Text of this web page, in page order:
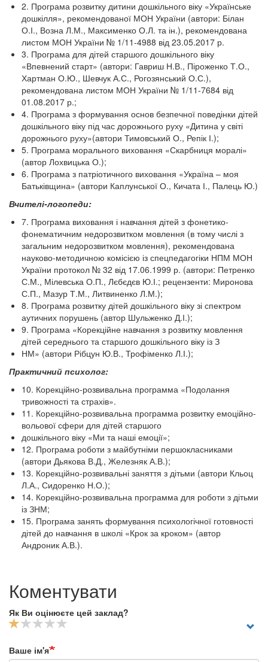
2. Програма розвитку дитини дошкільного віку «Українське
дошкілля», рекомендованої МОН України (автори: Білан
О.І., Возна Л.М., Максименко О.Л. та ін.), рекомендована
листом МОН України № 1/11-4988 від 23.05.2017 р.
3. Програма для дітей старшого дошкільного віку
«Впевнений старт» (автори: Гавриш Н.В., Піроженко Т.О.,
Хартман О.Ю., Шевчук А.С., Рогозянський О.С.),
рекомендована листом МОН України № 1/11-7684 від
01.08.2017 р.;
4. Програма з формування основ безпечної поведінки дітей
дошкільного віку під час дорожнього руху «Дитина у світі
дорожнього руху»(автори Тимовський О., Репік І.);
5. Програма морального виховання «Скарбниця моралі»
(автор Лохвицька О.);
6. Програма з патріотичного виховання «Україна – моя
Батьківщина» (автори Каплунської О., Кичата І., Палець Ю.)
Вчителі-логопеди:
7. Програма виховання і навчання дітей з фонетико-
фонематичним недорозвитком мовлення (в тому числі з
загальним недорозвитком мовлення), рекомендована
науково-методичною комісією із спецпедагогіки НПМ МОН
України протокол № 32 від 17.06.1999 р. (автори: Петренко
С.М., Мілевська О.П., Лєбєдєв Ю.І.; рецензенти: Миронова
С.П., Мазур Т.М., Литвиненко Л.М.);
8. Програма розвитку дітей дошкільного віку зі спектром
аутичних порушень (автор Шульженко Д.І.);
9. Програма «Корекційне навчання з розвитку мовлення
дітей середнього та старшого дошкільного віку із З
НМ» (автори Рібцун Ю.В., Трофіменко Л.І.);
Практичний психолог:
10. Корекційно-розвивальна программа «Подолання
тривожності та страхів».
11. Корекційно-розвивальна программа розвитку емоційно-
вольової сфери для дітей старшого
дошкільного віку «Ми та наші емоції»;
12. Програма роботи з майбутніми першокласниками
(автори Дьякова В.Д., Железняк А.В.);
13. Корекційно-розвивальні заняття з дітьми (автори Кльоц
Л.А., Сидоренко Н.О.);
14. Корекційно-розвивальна программа для роботи з дітьми
із ЗНМ;
15. Програма занять формування психологічної готовності
дітей до навчання в школі «Крок за кроком» (автор
Андроник А.В.).
Коментувати
Як Ви оцінюєте цей заклад?
Ваше ім'я